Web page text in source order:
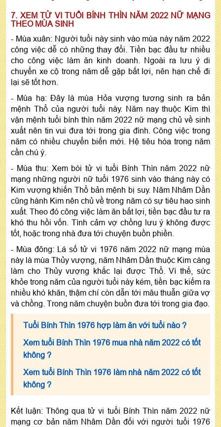
7. XEM TỬ VI TUỔI BÍNH THÌN NĂM 2022 NỮ MẠNG
THEO MÙA SINH
- Mùa xuân: Người tuổi này sinh vào mùa này năm 2022
công việc dễ có những thay đổi. Tiền bạc đầu tư nhiều
cho công việc làm ăn kinh doanh. Ngoài ra lưu ý di
chuyển xe cộ trong năm dễ gặp bất lợi, nên hạn chế đi
lại sẽ tốt hơn.
- Mùa hạ: Đây là mùa Hỏa vượng tương sinh ra bản
mệnh Thổ của người tuổi này. Năm nay thuộc Kim thì
vận mệnh tuổi bính thìn năm 2022 nữ mạng chủ về sinh
xuất nên tin vui đưa tới trong gia đình. Công việc trong
năm có nhiều chuyển biến mới. Hệ tiêu hóa trong năm
cần chú ý.
- Mùa thu: Xem bói tử vi tuổi Bính Thìn năm 2022 nữ
mạng những người nữ tuổi 1976 sinh vào tháng này có
Kim vượng khiến Thổ bản mệnh bị suy. Năm Nhâm Dần
cũng hành Kim nên chủ về trong năm có sự tiêu hao sinh
xuất. Theo đó công việc làm ăn bất lợi, tiền bạc đầu tư ra
khó thu hồi vốn. Tình cảm vợ chồng lưu ý không được
tốt, hoặc trong nhà đưa tới chuyện buồn phiền.
- Mùa đông: Lá số tử vi 1976 năm 2022 nữ mạng mùa
này là mùa Thủy vượng, năm Nhâm Dần thuộc Kim càng
làm cho Thủy vượng khắc lại được Thổ. Vì thế, sức
khỏe trong năm của người tuổi này kém, tiền bạc kiếm ra
nhiều khó khăn, thậm chí còn dẫn tới mâu thuẫn giữa vợ
và chồng. Trong năm chuyện buồn đưa tới trong gia đạo.
Tuổi Bính Thìn 1976 hợp làm ăn với tuổi nào ?
Xem tuổi Bính Thìn 1976 mua nhà năm 2022 có tốt
không ?
Xem tuổi Bính Thìn 1976 làm nhà năm 2022 có tốt
không ?
Kết luận: Thông qua tử vi tuổi Bính Thìn năm 2022 nữ
mạng cơ bản năm Nhâm Dần đối với người tuổi 1976